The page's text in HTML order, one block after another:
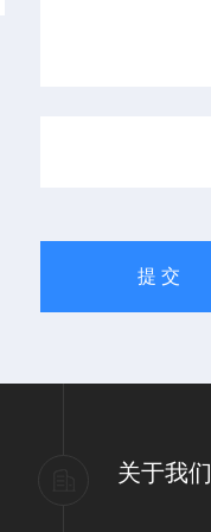
关于我们